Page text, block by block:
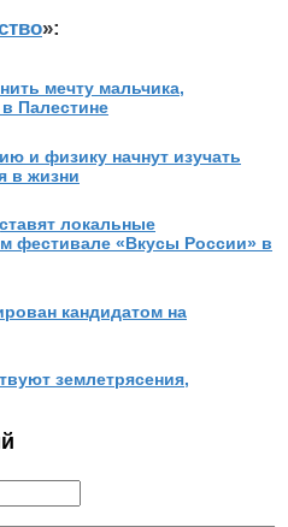
»:
мечту мальчика,
Палестине
и физику начнут изучать
в жизни
локальные
фестивале «Вкусы России» в
кандидатом на
землетрясения,